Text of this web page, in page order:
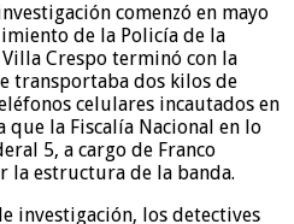
comenzó en mayo
de la Policía de la
Crespo terminó con la
transportaba dos kilos de
celulares incautados en
que la Fiscalía Nacional en lo
5, a cargo de Franco
la estructura de la banda.
investigación, los detectives